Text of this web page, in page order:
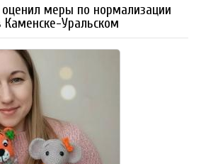
меры по нормализации
Уральском